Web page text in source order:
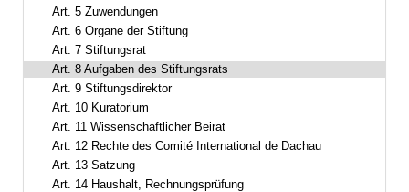
Art. 5 Zuwendungen
Art. 6 Organe der Stiftung
Art. 7 Stiftungsrat
Art. 8 Aufgaben des Stiftungsrats
Art. 9 Stiftungsdirektor
Art. 10 Kuratorium
Art. 11 Wissenschaftlicher Beirat
Art. 12 Rechte des Comité International de Dachau
Art. 13 Satzung
Art. 14 Haushalt, Rechnungsprüfung